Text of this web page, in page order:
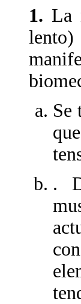
1. La
Se
.